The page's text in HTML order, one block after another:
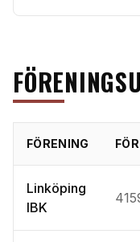
FÖRENING
Linköping
IBK